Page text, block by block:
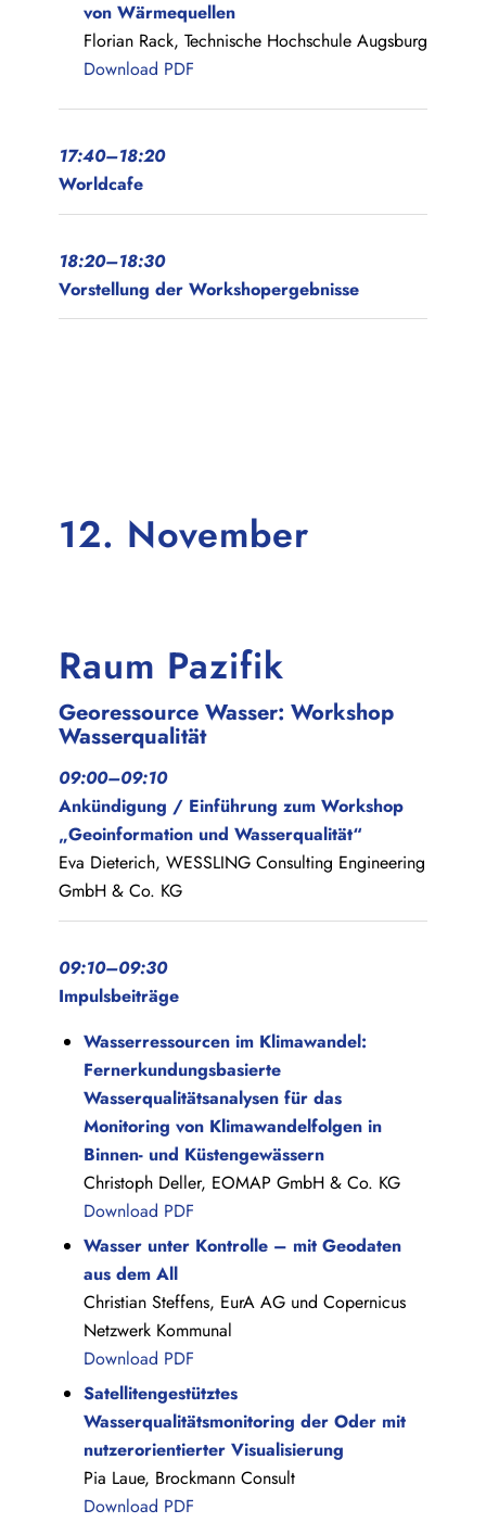
von Wärmequellen
Florian Rack, Technische Hochschule Augsburg
Download PDF
17:40–18:20
Worldcafe
18:20–18:30
Vorstellung der Workshopergebnisse
12. November
Raum Pazifik
Georessource Wasser: Workshop
Wasserqualität
09:00–09:10
Ankündigung / Einführung zum Workshop
„Geoinformation und Wasserqualität“
Eva Dieterich, WESSLING Consulting Engineering
GmbH & Co. KG
09:10–09:30
Impulsbeiträge
Wasserressourcen im Klimawandel:
Fernerkundungsbasierte
Wasserqualitätsanalysen für das
Monitoring von Klimawandelfolgen in
Binnen- und Küstengewässern
Christoph Deller, EOMAP GmbH & Co. KG
Download PDF
Wasser unter Kontrolle – mit Geodaten
aus dem All
Christian Steffens, EurA AG und Copernicus
Netzwerk Kommunal
Download PDF
Satellitengestütztes
Wasserqualitätsmonitoring der Oder mit
nutzerorientierter Visualisierung
Pia Laue, Brockmann Consult
Download PDF